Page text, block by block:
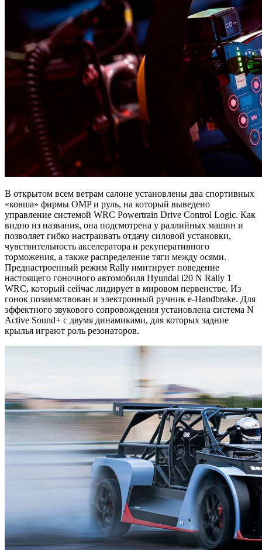
В открытом всем ветрам салоне установлены два спортивных
«ковша» фирмы OMP и руль, на который выведено
управление системой WRC Powertrain Drive Control Logic. Как
видно из названия, она подсмотрена у раллийных машин и
позволяет гибко настраивать отдачу силовой установки,
чувствительность акселератора и рекуперативного
торможения, а также распределение тяги между осями.
Преднастроенный режим Rally имитирует поведение
настоящего гоночного автомобиля Hyundai i20 N Rally 1
WRC, который сейчас лидирует в мировом первенстве. Из
гонок позаимствован и электронный ручник e-Handbrake. Для
эффектного звукового сопровождения установлена система N
Active Sound+ с двумя динамиками, для которых задние
крылья играют роль резонаторов.